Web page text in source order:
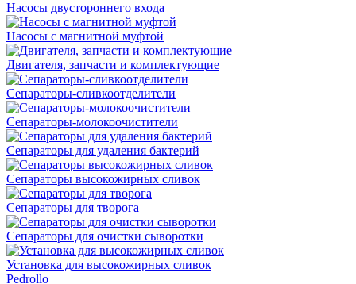
Насосы двустороннего входа
Насосы с магнитной муфтой
Двигателя, запчасти и комплектующие
Сепараторы-сливкоотделители
Сепараторы-молокоочистители
Сепараторы для удаления бактерий
Сепараторы высокожирных сливок
Сепараторы для творога
Сепараторы для очистки сыворотки
Установка для высокожирных сливок
Pedrollo